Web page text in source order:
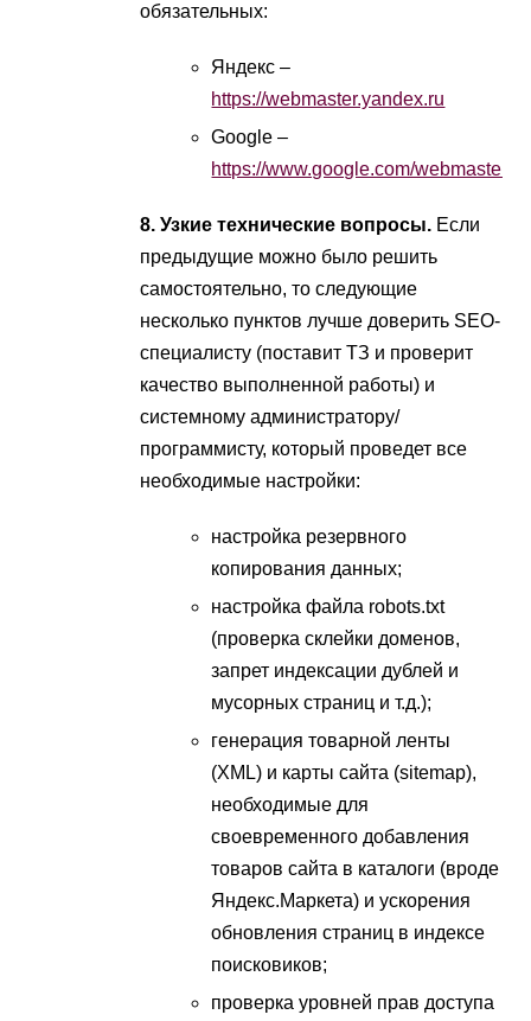
обязательных:
Яндекс –
https://webmaster.yandex.ru
Google –
https://www.google.com/webmasters
8. Узкие технические вопросы. Если
предыдущие можно было решить
самостоятельно, то следующие
несколько пунктов лучше доверить SEO-
специалисту (поставит ТЗ и проверит
качество выполненной работы) и
системному администратору/
программисту, который проведет все
необходимые настройки:
настройка резервного
копирования данных;
настройка файла robots.txt
(проверка склейки доменов,
запрет индексации дублей и
мусорных страниц и т.д.);
генерация товарной ленты
(XML) и карты сайта (sitemap),
необходимые для
своевременного добавления
товаров сайта в каталоги (вроде
Яндекс.Маркета) и ускорения
обновления страниц в индексе
поисковиков;
проверка уровней прав доступа